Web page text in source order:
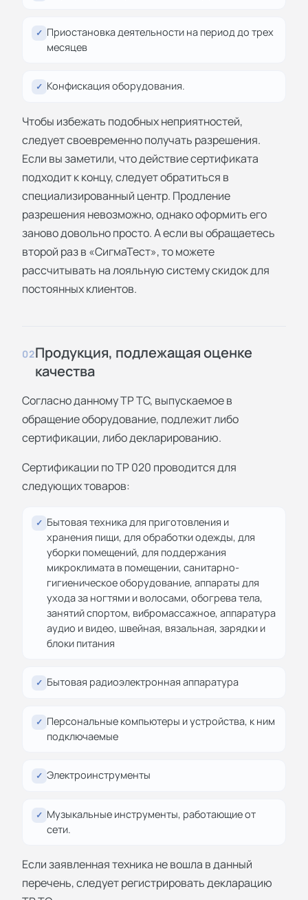
✓ Приостановка деятельности на период до трех
месяцев
✓ Конфискация оборудования.
Чтобы избежать подобных неприятностей,
следует своевременно получать разрешения.
Если вы заметили, что действие сертификата
подходит к концу, следует обратиться в
специализированный центр. Продление
разрешения невозможно, однако оформить его
заново довольно просто. А если вы обращаетесь
второй раз в «СигмаТест», то можете
рассчитывать на лояльную систему скидок для
постоянных клиентов.
02Продукция, подлежащая оценке
качества
Согласно данному ТР ТС, выпускаемое в
обращение оборудование, подлежит либо
сертификации, либо декларированию.
Сертификации по ТР 020 проводится для
следующих товаров:
✓ Бытовая техника для приготовления и
хранения пищи, для обработки одежды, для
уборки помещений, для поддержания
микроклимата в помещении, санитарно-
гигиеническое оборудование, аппараты для
ухода за ногтями и волосами, обогрева тела,
занятий спортом, вибромассажное, аппаратура
аудио и видео, швейная, вязальная, зарядки и
блоки питания
✓ Бытовая радиоэлектронная аппаратура
✓ Персональные компьютеры и устройства, к ним
подключаемые
✓ Электроинструменты
✓ Музыкальные инструменты, работающие от
сети.
Если заявленная техника не вошла в данный
перечень, следует регистрировать декларацию